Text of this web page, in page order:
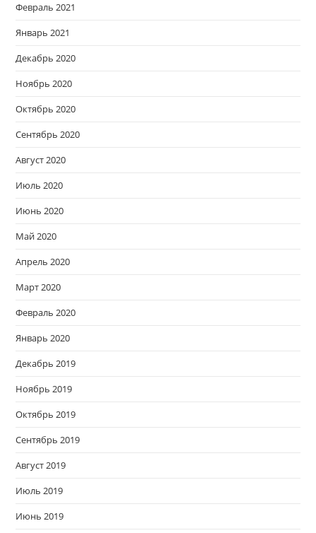
Февраль 2021
Январь 2021
Декабрь 2020
Ноябрь 2020
Октябрь 2020
Сентябрь 2020
Август 2020
Июль 2020
Июнь 2020
Май 2020
Апрель 2020
Март 2020
Февраль 2020
Январь 2020
Декабрь 2019
Ноябрь 2019
Октябрь 2019
Сентябрь 2019
Август 2019
Июль 2019
Июнь 2019